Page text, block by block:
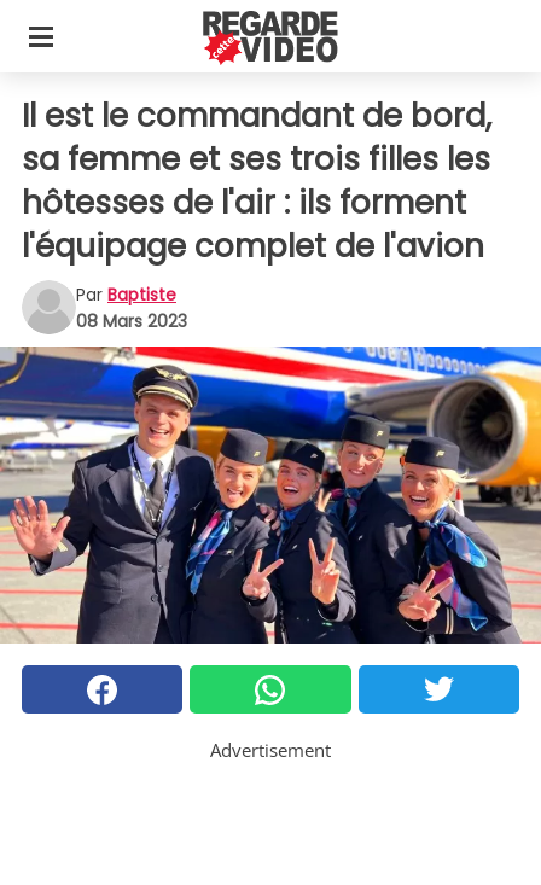
Il est le commandant de bord,
sa femme et ses trois filles les
hôtesses de l'air : ils forment
l'équipage complet de l'avion
Par Baptiste
08 Mars 2023
Advertisement